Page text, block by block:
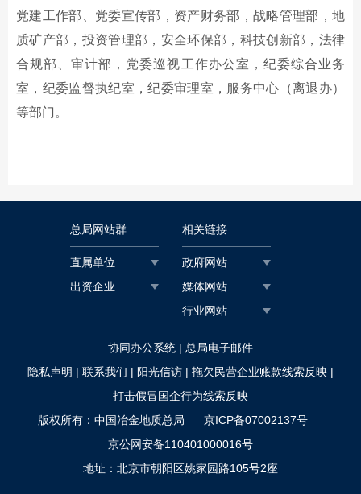
党建工作部、党委宣传部，资产财务部，战略管理部，地
质矿产部，投资管理部，安全环保部，科技创新部，法律
合规部、审计部，党委巡视工作办公室，纪委综合业务
室，纪委监督执纪室，纪委审理室，服务中心（离退办）
等部门。
总局网站群
直属单位
出资企业
相关链接
政府网站
媒体网站
行业网站
协同办公系统 | 总局电子邮件
隐私声明 | 联系我们 | 阳光信访 | 拖欠民营企业账款线索反映 |
打击假冒国企行为线索反映
版权所有：中国冶金地质总局
京ICP备07002137号
京公网安备110401000016号
地址：北京市朝阳区姚家园路105号2座